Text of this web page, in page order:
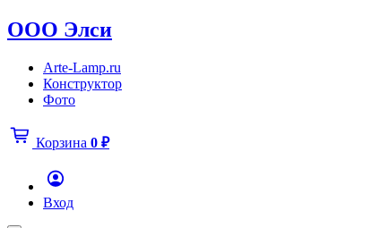
ООО Элси
Arte-Lamp.ru
Конструктор
Фото
Корзина 0 ₽
Вход